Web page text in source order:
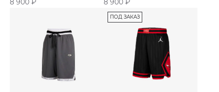
8 900 ₽ 8 900 ₽
ПОД ЗАКАЗ